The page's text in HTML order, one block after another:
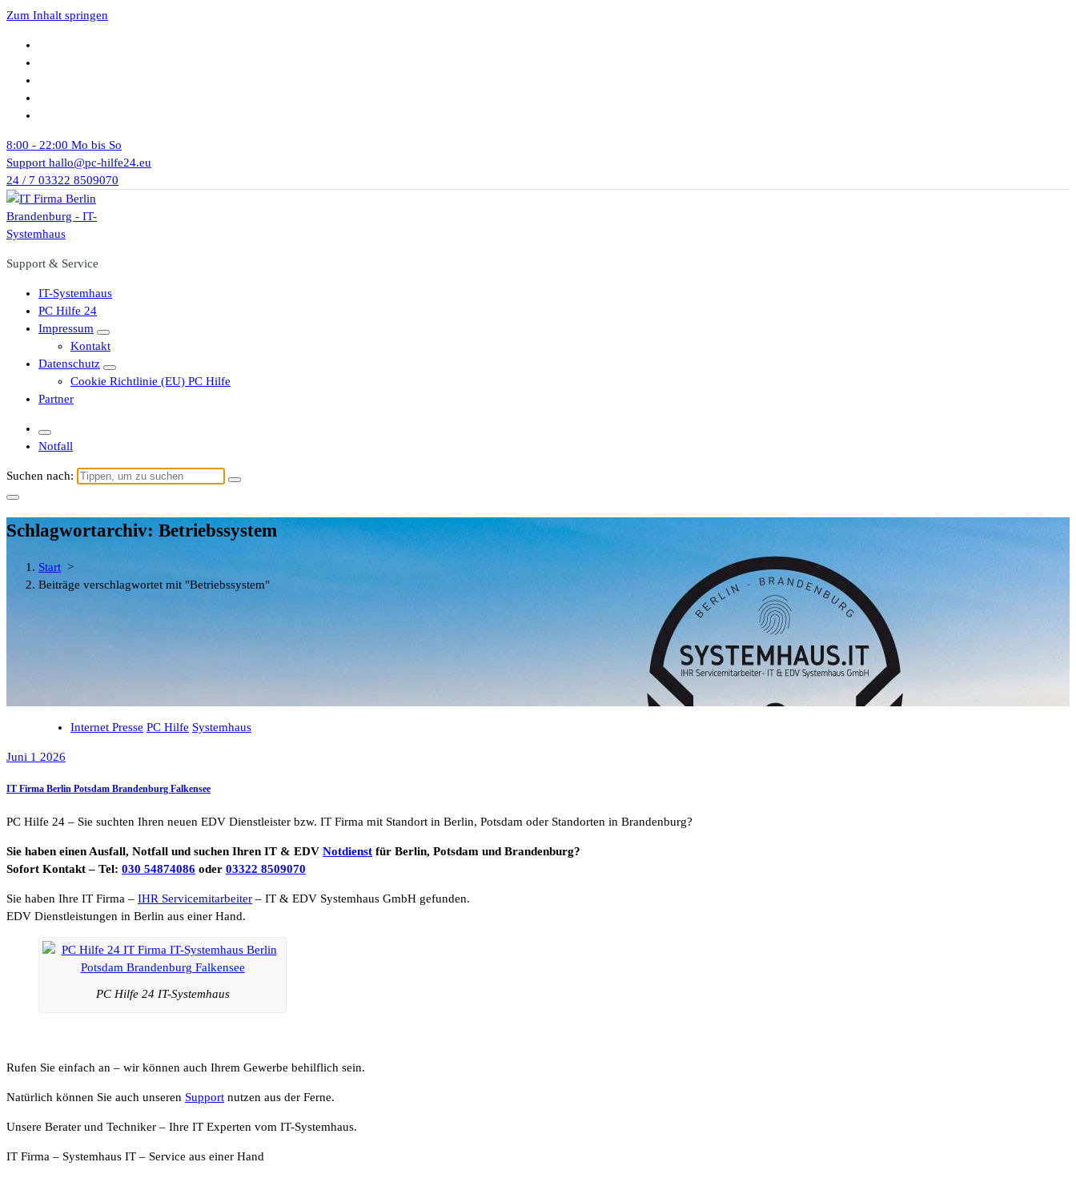
Zum Inhalt springen
8:00 - 22:00 Mo bis So
Support hallo@pc-hilfe24.eu
24 / 7 03322 8509070
Support & Service
IT-Systemhaus
PC Hilfe 24
Impressum
Kontakt
Datenschutz
Cookie Richtlinie (EU) PC Hilfe
Partner
Notfall
Suchen nach:
Schlagwortarchiv: Betriebssystem
Start >
Beiträge verschlagwortet mit "Betriebssystem"
Internet Presse PC Hilfe Systemhaus
Juni 1 2026
IT Firma Berlin Potsdam Brandenburg Falkensee
PC Hilfe 24 – Sie suchten Ihren neuen EDV Dienstleister bzw. IT Firma mit Standort in Berlin, Potsdam oder Standorten in Brandenburg?
Sie haben einen Ausfall, Notfall und suchen Ihren IT & EDV Notdienst für Berlin, Potsdam und Brandenburg?
Sofort Kontakt – Tel: 030 54874086 oder 03322 8509070
Sie haben Ihre IT Firma – IHR Servicemitarbeiter – IT & EDV Systemhaus GmbH gefunden.
EDV Dienstleistungen in Berlin aus einer Hand.
PC Hilfe 24 IT-Systemhaus
Rufen Sie einfach an – wir können auch Ihrem Gewerbe behilflich sein.
Natürlich können Sie auch unseren Support nutzen aus der Ferne.
Unsere Berater und Techniker – Ihre IT Experten vom IT-Systemhaus.
IT Firma – Systemhaus IT – Service aus einer Hand